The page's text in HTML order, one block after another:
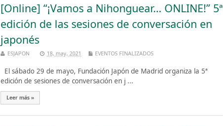
[Online] “¡Vamos a Nihonguear… ONLINE!” 5ª
edición de las sesiones de conversación en
japonés
ESJAPON 18, may, 2021 EVENTOS FINALIZADOS
El sábado 29 de mayo, Fundación Japón de Madrid organiza la 5ª
edición de sesiones de conversación en j ...
Leer más »